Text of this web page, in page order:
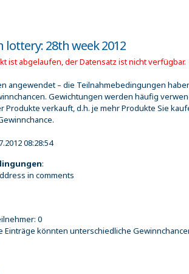
lottery: 28th week 2012
ist abgelaufen, der Datensatz ist nicht verfügbar.
angewendet – die Teilnahmebedingungen
Gewichtungen werden häufig
Produkte verkauft, d.h. je mehr Produkte Sie
08:28:54
:
in comments
0
Einträge könnten unterschiedliche